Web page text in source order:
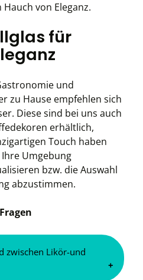
von Eleganz.
für
und
zu Hause empfehlen sich
Diese sind bei uns auch
erhältlich,
Touch haben
Umgebung
bzw. die Auswahl
abzustimmen.
zwischen Likör-und